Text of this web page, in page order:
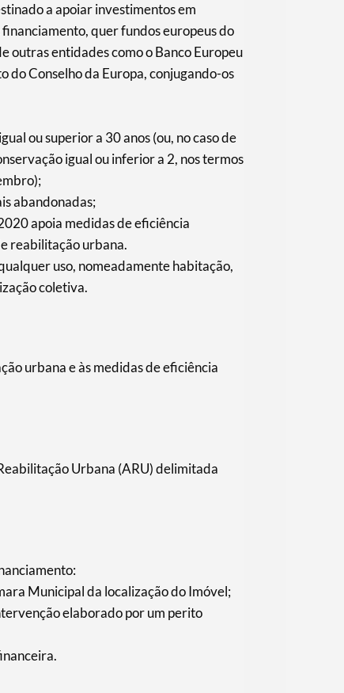
a apoiar investimentos em
quer fundos europeus do
outras entidades como o Banco Europeu
do Conselho da Europa, conjugando-os
ou superior a 30 anos (ou, no caso de
igual ou inferior a 2, nos termos
abandonadas;
apoia medidas de eficiência
reabilitação urbana.
uso, nomeadamente habitação,
coletiva.
urbana e às medidas de eficiência
Urbana (ARU) delimitada
Municipal da localização do Imóvel;
elaborado por um perito